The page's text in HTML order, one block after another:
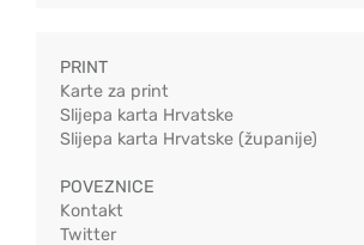
PRINT
Karte za print
Slijepa karta Hrvatske
Slijepa karta Hrvatske (županije)
POVEZNICE
Kontakt
Twitter